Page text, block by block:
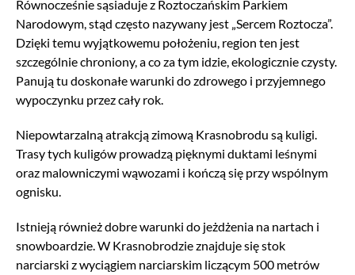
Równocześnie sąsiaduje z Roztoczańskim Parkiem
Narodowym, stąd często nazywany jest „Sercem Roztocza”.
Dzięki temu wyjątkowemu położeniu, region ten jest
szczególnie chroniony, a co za tym idzie, ekologicznie czysty.
Panują tu doskonałe warunki do zdrowego i przyjemnego
wypoczynku przez cały rok.
Niepowtarzalną atrakcją zimową Krasnobrodu są kuligi.
Trasy tych kuligów prowadzą pięknymi duktami leśnymi
oraz malowniczymi wąwozami i kończą się przy wspólnym
ognisku.
Istnieją również dobre warunki do jeżdżenia na nartach i
snowboardzie. W Krasnobrodzie znajduje się stok
narciarski z wyciągiem narciarskim liczącym 500 metrów